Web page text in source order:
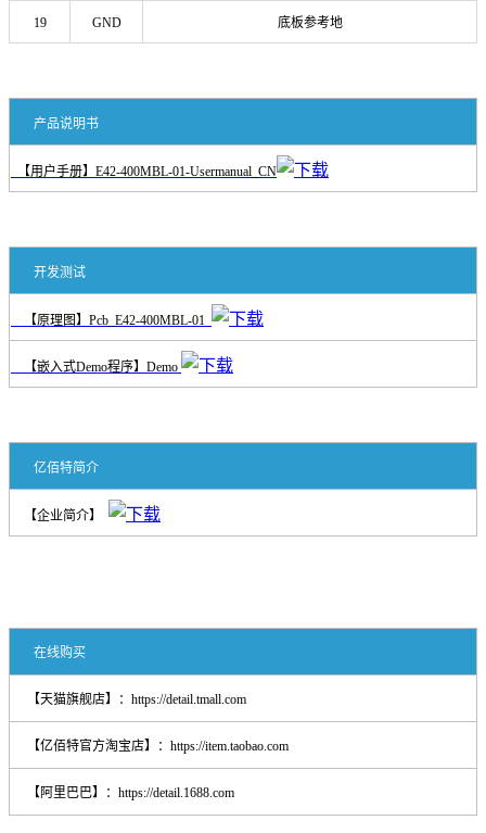
19 GND 底板参考地
产品说明书
【用户手册】E42-400MBL-01-Usermanual_CN
开发测试
【原理图】Pcb_E42-400MBL-01
【嵌入式Demo程序】Demo
亿佰特简介
【企业简介】
在线购买
【天猫旗舰店】： https://detail.tmall.com
【亿佰特官方淘宝店】： https://item.taobao.com
【阿里巴巴】： https://detail.1688.com